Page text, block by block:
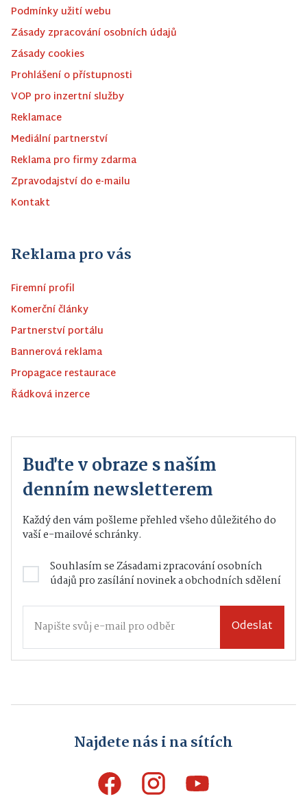
Podmínky užití webu
Zásady zpracování osobních údajů
Zásady cookies
Prohlášení o přístupnosti
VOP pro inzertní služby
Reklamace
Mediální partnerství
Reklama pro firmy zdarma
Zpravodajství do e-mailu
Kontakt
Reklama pro vás
Firemní profil
Komerční články
Partnerství portálu
Bannerová reklama
Propagace restaurace
Řádková inzerce
Buďte v obraze s naším
denním newsletterem
Každý den vám pošleme přehled všeho důležitého do
vaší e-mailové schránky.
Souhlasím seZásadami zpracování osobních
údajůpro zasílání novinek a obchodních sdělení
Odeslat
Najdete nás i na sítích